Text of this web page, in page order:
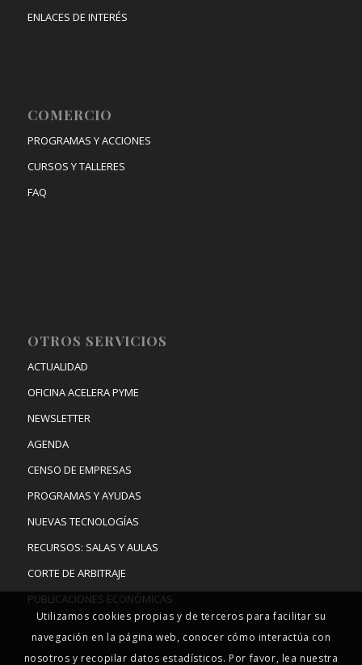
ENLACES DE INTERÉS
COMERCIO
PROGRAMAS Y ACCIONES
CURSOS Y TALLERES
FAQ
OTROS SERVICIOS
ACTUALIDAD
OFICINA ACELERA PYME
NEWSLETTER
AGENDA
CENSO DE EMPRESAS
PROGRAMAS Y AYUDAS
NUEVAS TECNOLOGÍAS
RECURSOS: SALAS Y AULAS
CORTE DE ARBITRAJE
PUBLICACIONES ECONÓMICAS
Utilizamos cookies propias y de terceros para facilitar su
navegación en la página web, conocer cómo interactúa con
nosotros y recopilar datos estadísticos. Por favor, lea nuestra